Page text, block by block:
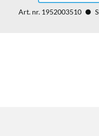
Art. nr. 1952003510